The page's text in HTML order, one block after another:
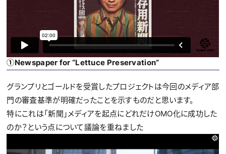
①Newspaper for “Lettuce Preservation”
グランプリとゴールドを受賞したプロジェクトは今回のメディア部
門の審査基準が明確だったことを示すものだと思います。
特にこれは「新聞」メディアを起点にどれだけOMO化に成功した
のか？という点について議論を重ねました